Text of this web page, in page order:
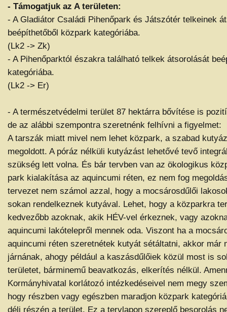
- Támogatjuk az A területen:
- A Gladiátor Családi Pihenőpark és Játszótér telkeinek
beépíthetőből közpark kategóriába.
(Lk2 -> Zk)
- A Pihenőparktól északra található telkek átsorolását
kategóriába.
(Lk2 -> Er)
- A természetvédelmi terület 87 hektárra bővítése is
de az alábbi szempontra szeretnénk felhívni a figyelmet:
A tarszák miatt mivel nem lehet közpark, a szabad
megoldott. A póráz nélküli kutyázást lehetővé tevő
szükség lett volna. És bár tervben van az ökologikus
park kialakítása az aquincumi réten, ez nem fog
tervezet nem számol azzal, hogy a mocsárosdűlői
sokan rendelkeznek kutyával. Lehet, hogy a közparkra
kedvezőbb azoknak, akik HÉV-vel érkeznek, vagy
aquincumi lakótelepről mennek oda. Viszont ha a
aquincumi réten szeretnétek kutyát sétáltatni, akkor már
járnának, ahogy például a kaszásdűlőiek közül most is
területet, bárminemű beavatkozás, elkerítés nélkül.
Kormányhivatal korlátozó intézkedéseivel nem megy
hogy részben vagy egészben maradjon közpark
déli részén a terület. Ez a tervlapon szereplő besorolás